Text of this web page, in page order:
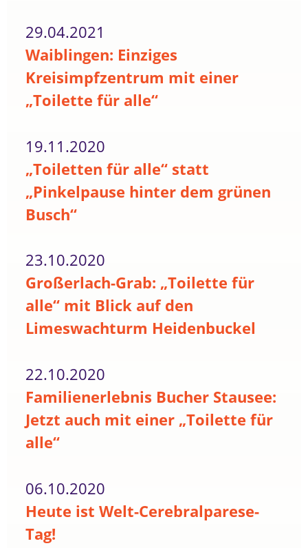
29.04.2021
Waiblingen: Einziges
Kreisimpfzentrum mit einer
„Toilette für alle“
19.11.2020
„Toiletten für alle“ statt
„Pinkelpause hinter dem grünen
Busch“
23.10.2020
Großerlach-Grab: „Toilette für
alle“ mit Blick auf den
Limeswachturm Heidenbuckel
22.10.2020
Familienerlebnis Bucher Stausee:
Jetzt auch mit einer „Toilette für
alle“
06.10.2020
Heute ist Welt-Cerebralparese-
Tag!